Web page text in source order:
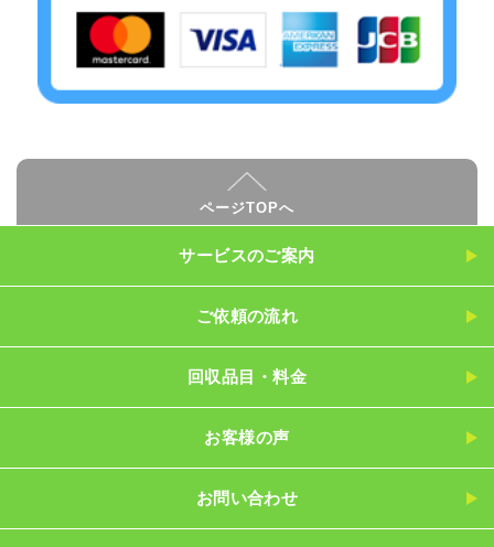
ページTOPへ
サービスのご案内
ご依頼の流れ
回収品目・料金
お客様の声
お問い合わせ